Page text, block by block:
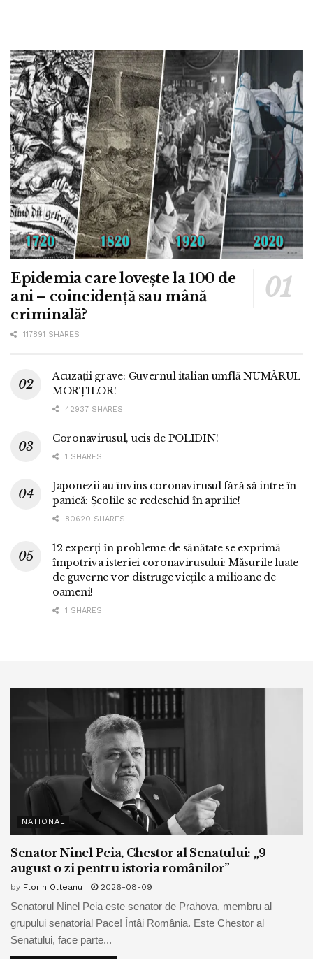
Epidemia care lovește la 100 de
ani – coincidență sau mână
criminală?
117891 SHARES
Acuzații grave: Guvernul italian umflă NUMĂRUL
MORȚILOR!
42937 SHARES
Coronavirusul, ucis de POLIDIN!
1 SHARES
Japonezii au învins coronavirusul fără să intre în
panică: Școlile se redeschid în aprilie!
80620 SHARES
12 experți în probleme de sănătate se exprimă
împotriva isteriei coronavirusului: Măsurile luate
de guverne vor distruge viețile a milioane de
oameni!
1 SHARES
NATIONAL
Senator Ninel Peia, Chestor al Senatului: „9
august o zi pentru istoria românilor”
by Florin Olteanu 2026-08-09
Senatorul Ninel Peia este senator de Prahova, membru al
grupului senatorial Pace! Întâi România. Este Chestor al
Senatului, face parte...